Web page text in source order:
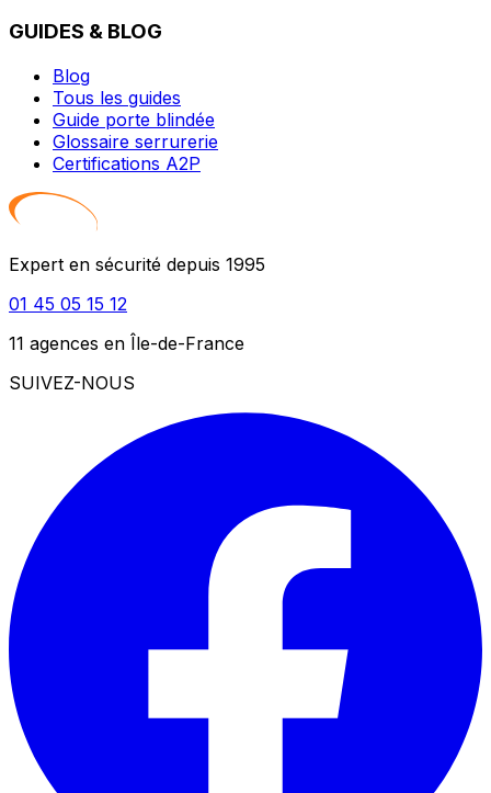
GUIDES & BLOG
Blog
Tous les guides
Guide porte blindée
Glossaire serrurerie
Certifications A2P
Expert en sécurité depuis 1995
01 45 05 15 12
11 agences en Île-de-France
SUIVEZ-NOUS